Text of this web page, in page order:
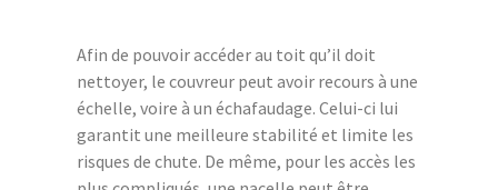
Afin de pouvoir accéder au toit qu’il doit
nettoyer, le couvreur peut avoir recours à une
échelle, voire à un échafaudage. Celui-ci lui
garantit une meilleure stabilité et limite les
risques de chute. De même, pour les accès les